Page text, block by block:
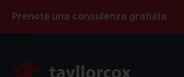
Prenota una consulenza gratuita